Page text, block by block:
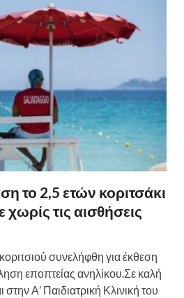
το 2,5 ετών κοριτσάκι
τις αισθήσεις
συνελήφθη για έκθεση
εποπτείας ανηλίκου.Σε καλή
Α’ Παιδιατρική Κλινική του